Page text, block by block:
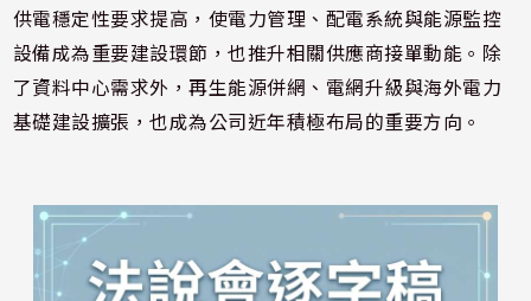
供電穩定性要求提高，使電力管理、配電系統與能源監控
設備成為重要建設環節，也推升相關供應商接單動能。除
了資料中心需求外，再生能源併網、電網升級與海外電力
基礎建設擴張，也成為公司近年積極布局的重要方向。